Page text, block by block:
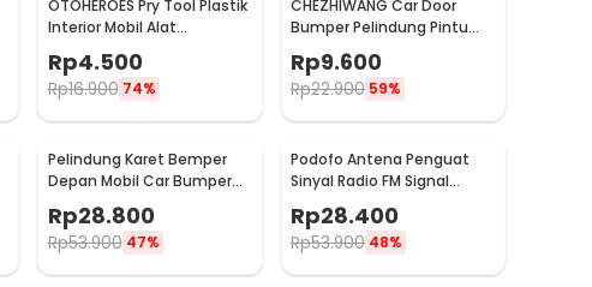
OTOHEROES Pry Tool Plastik
Interior Mobil Alat
AA16
Rp4.500
Rp16.900 74%
CHEZHIWANG Car Door
Bumper Pelindung Pintu
Mobil Anti Gores 8 PCS -
HT-001
Rp9.600
Rp22.900 59%
Pelindung Karet Bemper
Depan Mobil Car Bumper
Guard 57mm 2.5M
Rp28.800
Rp53.900 47%
Podofo Antena Penguat
Sinyal Radio FM Signal
Amplifier untuk Mobil -
ANT-208
Rp28.400
Rp53.900 48%